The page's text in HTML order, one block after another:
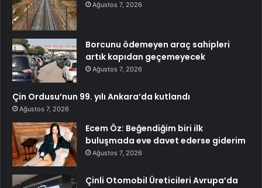
Ağustos 7, 2026
Borcunu ödemeyen araç sahipleri
artık kapıdan geçemeyecek
Ağustos 7, 2026
Çin Ordusu’nun 99. yılı Ankara’da kutlandı
Ağustos 7, 2026
Ecem Öz: Beğendiğim biri ilk
buluşmada eve davet ederse giderim
Ağustos 7, 2026
Çinli Otomobil Üreticileri Avrupa’da